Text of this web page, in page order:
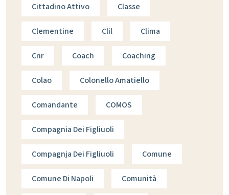
Cittadino Attivo Classe
Clementine Clil Clima
Cnr Coach Coaching
Colao Colonello Amatiello
Comandante COMOS
Compagnia Dei Figliuoli
Compagnja Dei Figliuoli Comune
Comune Di Napoli Comunità